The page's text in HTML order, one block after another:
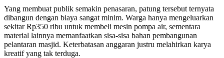
Yang membuat publik semakin penasaran, patung tersebut ternyata
dibangun dengan biaya sangat minim. Warga hanya mengeluarkan
sekitar Rp350 ribu untuk membeli mesin pompa air, sementara
material lainnya memanfaatkan sisa-sisa bahan pembangunan
pelantaran masjid. Keterbatasan anggaran justru melahirkan karya
kreatif yang tak terduga.